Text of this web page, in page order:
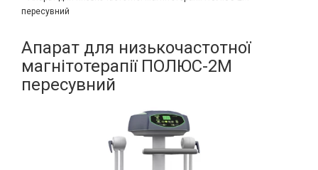
пересувний
Апарат для низькочастотної
магнітотерапії ПОЛЮС-2М
пересувний